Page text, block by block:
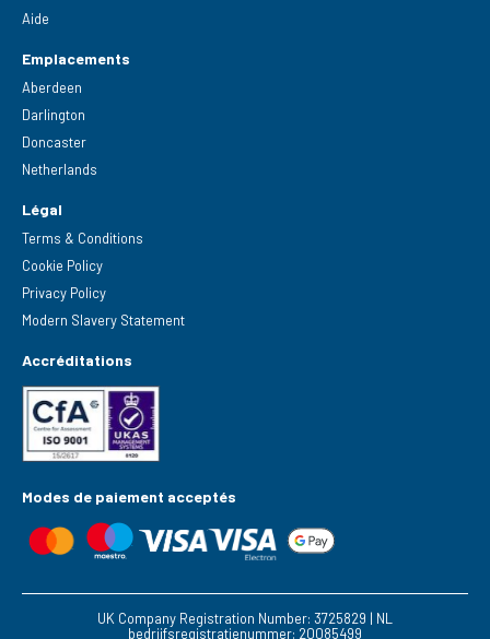
Aide
Emplacements
Aberdeen
Darlington
Doncaster
Netherlands
Légal
Terms & Conditions
Cookie Policy
Privacy Policy
Modern Slavery Statement
Accréditations
Modes de paiement acceptés
UK Company Registration Number: 3725829 | NL
bedrijfsregistratienummer: 20085499